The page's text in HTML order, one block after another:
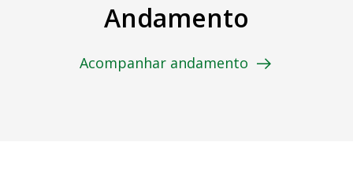
Andamento
Acompanhar andamento